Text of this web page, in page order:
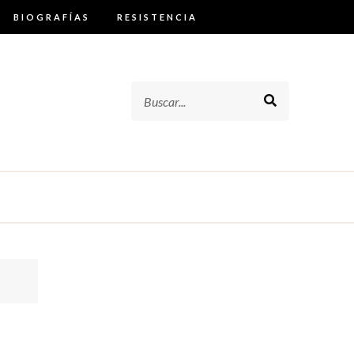
BIOGRAFÍAS RESISTENCIA